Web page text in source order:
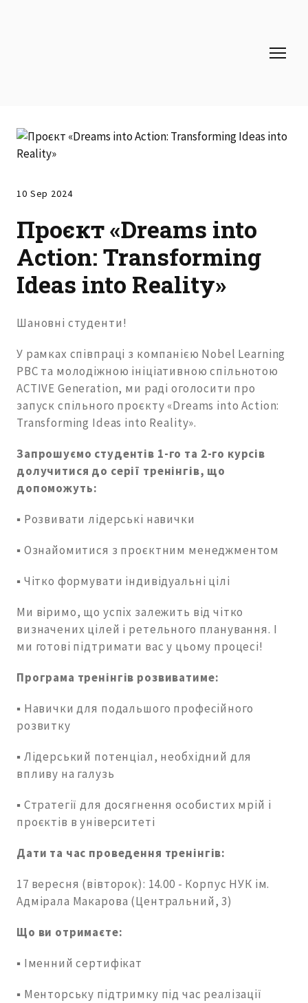
10 Sep 2024
Проєкт «Dreams into
Action: Transforming
Ideas into Reality»
Шановні студенти!
У рамках співпраці з компанією Nobel Learning
PBC та молодіжною ініціативною спільнотою
ACTIVE Generation, ми раді оголосити про
запуск спільного проєкту «Dreams into Action:
Transforming Ideas into Reality».
Запрошуємо студентів 1-го та 2-го курсів
долучитися до серії тренінгів, що
допоможуть:
▪️ Розвивати лідерські навички
▪️ Ознайомитися з проєктним менеджментом
▪️ Чітко формувати індивідуальні цілі
Ми віримо, що успіх залежить від чітко
визначених цілей і ретельного планування. І
ми готові підтримати вас у цьому процесі!
Програма тренінгів розвиватиме:
▪️ Навички для подальшого професійного
розвитку
▪️ Лідерський потенціал, необхідний для
впливу на галузь
▪️ Стратегії для досягнення особистих мрій і
проєктів в університеті
Дати та час проведення тренінгів:
17 вересня (вівторок): 14.00 - Корпус НУК ім.
Адмірала Макарова (Центральний, 3)
Що ви отримаєте:
▪️ Іменний сертифікат
▪️ Менторську підтримку під час реалізації